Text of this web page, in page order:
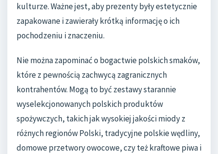
kulturze. Ważne jest, aby prezenty były estetycznie
zapakowane i zawierały krótką informację o ich
pochodzeniu i znaczeniu.
Nie można zapominać o bogactwie polskich smaków,
które z pewnością zachwycą zagranicznych
kontrahentów. Mogą to być zestawy starannie
wyselekcjonowanych polskich produktów
spożywczych, takich jak wysokiej jakości miody z
różnych regionów Polski, tradycyjne polskie wędliny,
domowe przetwory owocowe, czy też kraftowe piwa i